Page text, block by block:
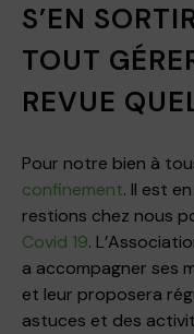
S’EN
TOUT
REVUE
Pour notre bien à
confinement. Il est
restions chez nous
Covid 19.
a accompagner ses
et leur proposera
astuces et des